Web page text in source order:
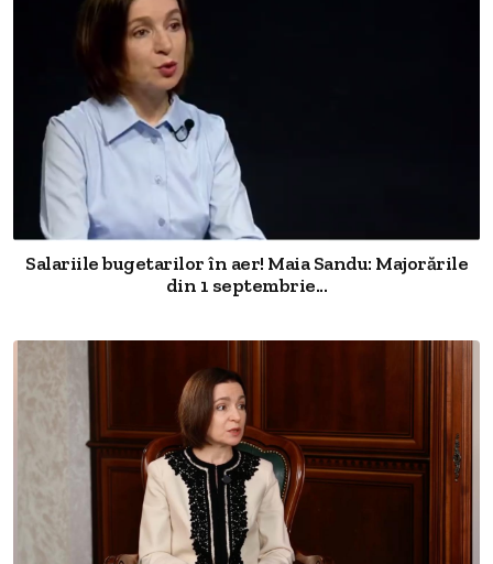
Salariile bugetarilor în aer! Maia Sandu: Majorările
din 1 septembrie...